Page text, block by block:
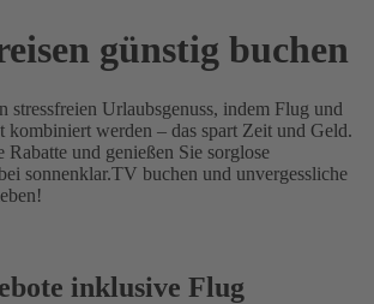
günstig buchen
stressfreien Urlaubsgenuss, indem Flug und
kombiniert werden – das spart Zeit und Geld.
Rabatte und genießen Sie sorglose
sonnenklar.TV buchen und unvergessliche
inklusive Flug